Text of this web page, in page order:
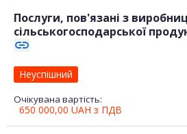
Послуги, пов'язані з
сільськогосподарської
link
Очікувана вартість:
650 000,00 UAH з ПДВ
Неуспішний